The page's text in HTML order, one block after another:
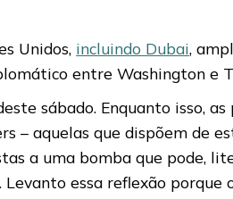
Unidos, incluindo Dubai,
entre Washington e
sábado. Enquanto isso,
– aquelas que dispõem de
a uma bomba que pode,
essa reflexão